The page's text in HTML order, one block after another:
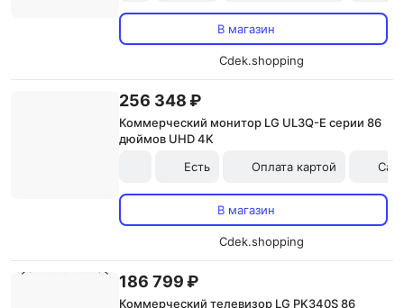
В магазин
Cdek.shopping
256 348 ₽
Коммерческий монитор LG UL3Q-E серии 86
дюймов UHD 4K
Есть
Оплата картой
В магазин
Cdek.shopping
186 799 ₽
Коммерческий телевизор LG PK340S 86